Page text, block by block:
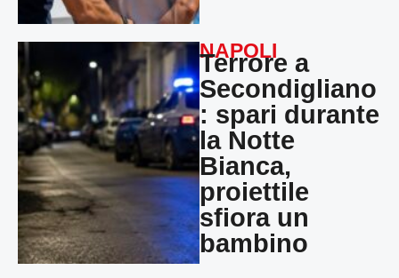
NAPOLI
Terrore a
Secondigliano
: spari durante
la Notte
Bianca,
proiettile
sfiora un
bambino